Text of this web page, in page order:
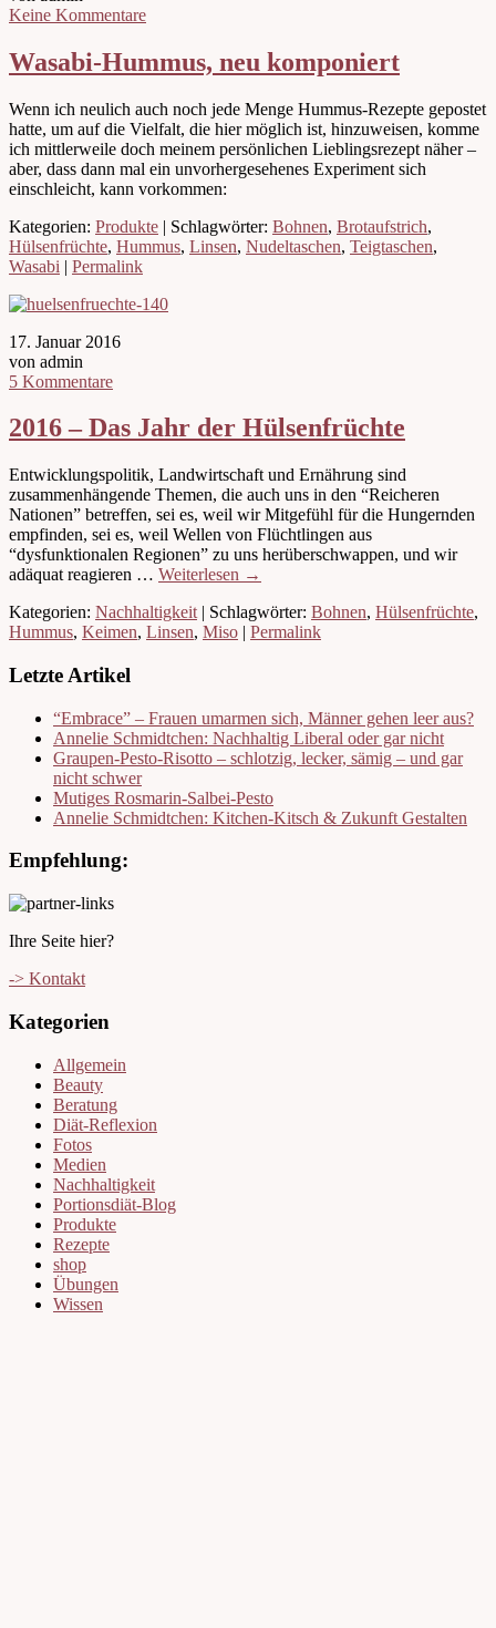
Keine Kommentare
Wasabi-Hummus, neu komponiert
Wenn ich neulich auch noch jede Menge Hummus-Rezepte gepostet
hatte, um auf die Vielfalt, die hier möglich ist, hinzuweisen, komme
ich mittlerweile doch meinem persönlichen Lieblingsrezept näher –
aber, dass dann mal ein unvorhergesehenes Experiment sich
einschleicht, kann vorkommen:
Kategorien: Produkte | Schlagwörter: Bohnen, Brotaufstrich,
Hülsenfrüchte, Hummus, Linsen, Nudeltaschen, Teigtaschen,
Wasabi | Permalink
17. Januar 2016
von admin
5 Kommentare
2016 – Das Jahr der Hülsenfrüchte
Entwicklungspolitik, Landwirtschaft und Ernährung sind
zusammenhängende Themen, die auch uns in den “Reicheren
Nationen” betreffen, sei es, weil wir Mitgefühl für die Hungernden
empfinden, sei es, weil Wellen von Flüchtlingen aus
“dysfunktionalen Regionen” zu uns herüberschwappen, und wir
adäquat reagieren … Weiterlesen →
Kategorien: Nachhaltigkeit | Schlagwörter: Bohnen, Hülsenfrüchte,
Hummus, Keimen, Linsen, Miso | Permalink
Letzte Artikel
“Embrace” – Frauen umarmen sich, Männer gehen leer aus?
Annelie Schmidtchen: Nachhaltig Liberal oder gar nicht
Graupen-Pesto-Risotto – schlotzig, lecker, sämig – und gar
nicht schwer
Mutiges Rosmarin-Salbei-Pesto
Annelie Schmidtchen: Kitchen-Kitsch & Zukunft Gestalten
Empfehlung:
Ihre Seite hier?
-> Kontakt
Kategorien
Allgemein
Beauty
Beratung
Diät-Reflexion
Fotos
Medien
Nachhaltigkeit
Portionsdiät-Blog
Produkte
Rezepte
shop
Übungen
Wissen